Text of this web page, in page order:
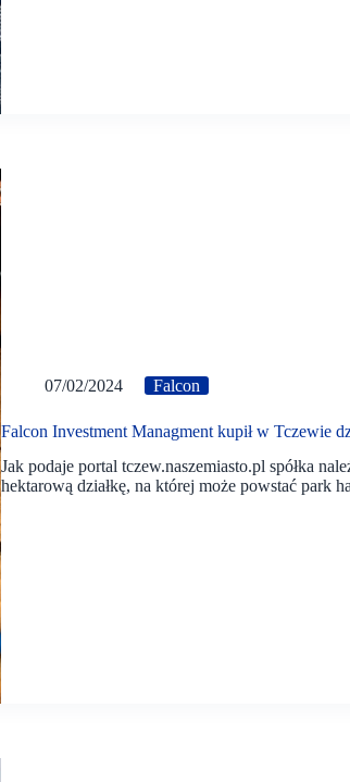
07/02/2024 Falcon
Falcon Investment Managment kupił w Tczewie
Jak podaje portal tczew.naszemiasto.pl spółka
hektarową działkę, na której może powstać park